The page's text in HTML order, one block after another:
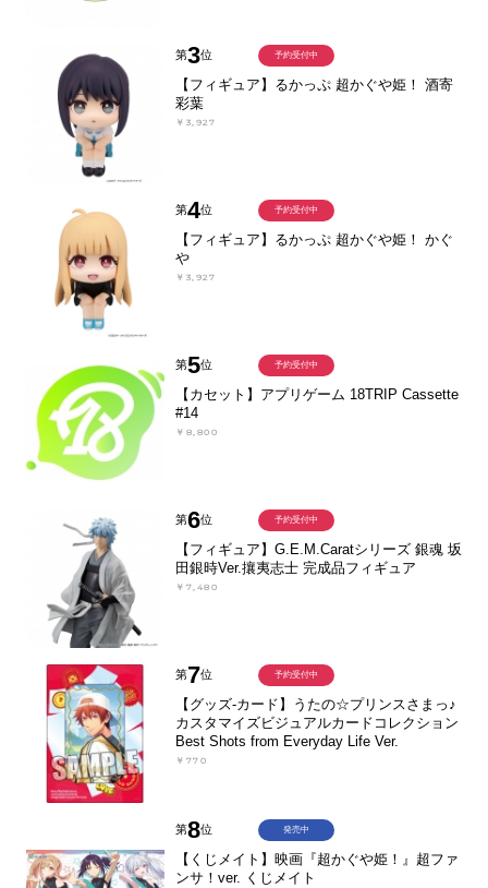
第3位
【フィギュア】るかっぷ 超かぐや姫！ 酒寄
彩葉
￥3,927
予約受付中
第4位
【フィギュア】るかっぷ 超かぐや姫！ かぐ
や
￥3,927
予約受付中
第5位
【カセット】アプリゲーム 18TRIP Cassette
#14
￥8,800
予約受付中
第6位
【フィギュア】G.E.M.Caratシリーズ 銀魂 坂
田銀時Ver.攘夷志士 完成品フィギュア
￥7,480
予約受付中
第7位
【グッズ-カード】うたの☆プリンスさまっ♪
カスタマイズビジュアルカードコレクション
Best Shots from Everyday Life Ver.
￥770
予約受付中
第8位
【くじメイト】映画『超かぐや姫！』超ファ
ンサ！ver. くじメイト
発売中